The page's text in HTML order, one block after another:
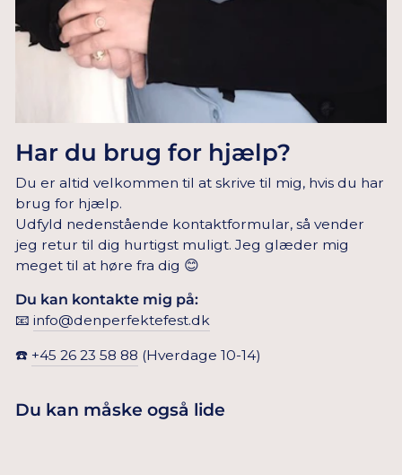
Har du brug for hjælp?
Du er altid velkommen til at skrive til mig, hvis du har
brug for hjælp.
Udfyld nedenstående kontaktformular, så vender
jeg retur til dig hurtigst muligt. Jeg glæder mig
meget til at høre fra dig 😊
Du kan kontakte mig på:
📧 info@denperfektefest.dk
☎️ +45 26 23 58 88 (Hverdage 10-14)
Du kan måske også lide